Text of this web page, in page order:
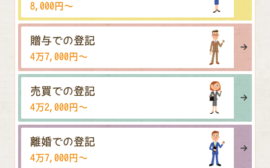
8,000円〜
贈与での登記
4万7,000円〜
売買での登記
4万2,000円〜
離婚での登記
4万7,000円〜